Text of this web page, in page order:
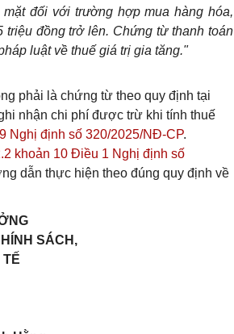
đối với trường hợp mua hàng hóa,
đồng trở lên. Chứng từ thanh toán
luật về thuế giá trị gia tăng."
phải là chứng từ theo quy định tại
nhận chi phí được trừ khi tính thuế
Nghị định số 320/2025/NĐ-CP.
khoản 10 Điều 1 Nghị định số
dẫn thực hiện theo đúng quy định về
SÁCH,
TẾ